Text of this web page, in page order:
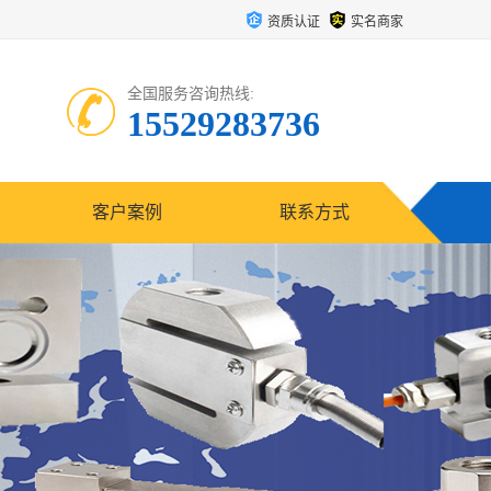
资质认证 实名商家
全国服务咨询热线:
15529283736
客户案例 联系方式